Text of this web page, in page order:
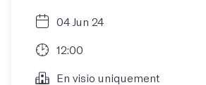
04 Jun 24
12:00
En visio uniquement